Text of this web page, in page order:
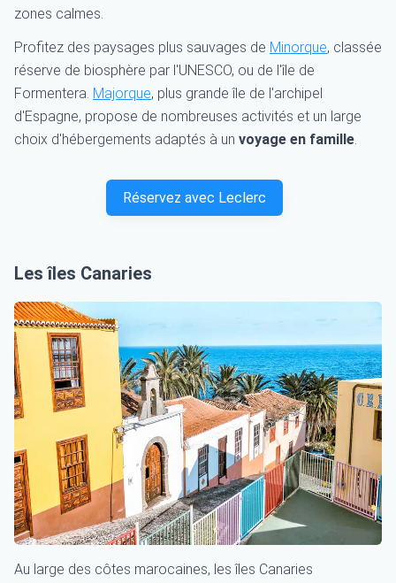
zones calmes.
Profitez des paysages plus sauvages de Minorque, classée
réserve de biosphère par l'UNESCO, ou de l'île de
Formentera. Majorque, plus grande île de l'archipel
d'Espagne, propose de nombreuses activités et un large
choix d'hébergements adaptés à un voyage en famille
Réservez avec Leclerc
Les îles Canaries
Au large des côtes marocaines, les îles Canaries